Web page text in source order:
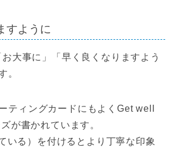
すように
大事に」「早く良くなりますよう
。
ティングカードにもよくGet well
が書かれています。
いる）を付けるとより丁寧な印象